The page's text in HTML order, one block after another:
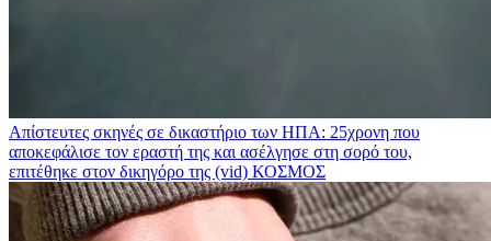
Απίστευτες σκηνές σε δικαστήριο των ΗΠΑ: 25χρονη που
αποκεφάλισε τον εραστή της και ασέλγησε στη σορό του,
επιτέθηκε στον δικηγόρο της (vid) ΚΟΣΜΟΣ